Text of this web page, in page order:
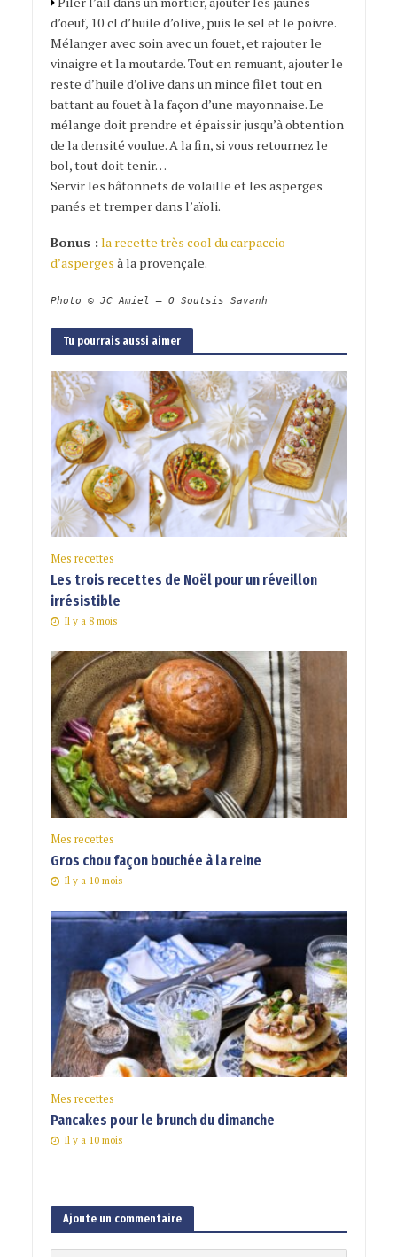
d’oeuf, 10 cl d’huile d’olive, puis le sel et le poivre.
Mélanger avec soin avec un fouet, et rajouter le
vinaigre et la moutarde. Tout en remuant, ajouter le
reste d’huile d’olive dans un mince filet tout en
battant au fouet à la façon d’une mayonnaise. Le
mélange doit prendre et épaissir jusqu’à obtention
de la densité voulue. A la fin, si vous retournez le
bol, tout doit tenir…
Servir les bâtonnets de volaille et les asperges
panés et tremper dans l’aïoli.
Bonus : la recette très cool du carpaccio
d’asperges à la provençale.
Photo © JC Amiel – O Soutsis Savanh
Tu pourrais aussi aimer
Mes recettes
Les trois recettes de Noël pour un réveillon
irrésistible
Il y a 8 mois
Mes recettes
Gros chou façon bouchée à la reine
Il y a 10 mois
Mes recettes
Pancakes pour le brunch du dimanche
Il y a 10 mois
Ajoute un commentaire